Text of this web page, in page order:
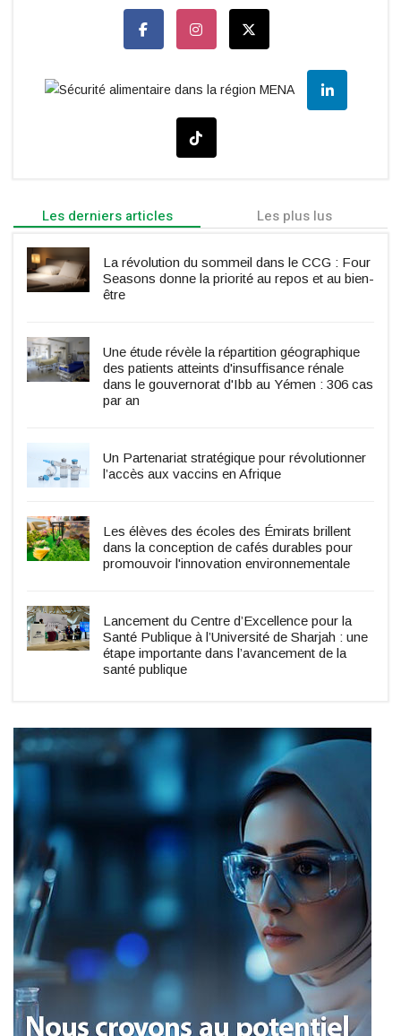
Les derniers articles Les plus lus
La révolution du sommeil dans le CCG : Four
Seasons donne la priorité au repos et au bien-
être
Une étude révèle la répartition géographique
des patients atteints d'insuffisance rénale
dans le gouvernorat d'Ibb au Yémen : 306 cas
par an
Un Partenariat stratégique pour révolutionner
l’accès aux vaccins en Afrique
Les élèves des écoles des Émirats brillent
dans la conception de cafés durables pour
promouvoir l'innovation environnementale
Lancement du Centre d’Excellence pour la
Santé Publique à l’Université de Sharjah : une
étape importante dans l’avancement de la
santé publique